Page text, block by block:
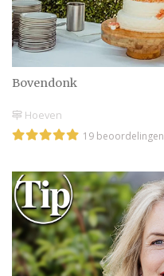
Bovendonk
Hoeven
19 beoordelingen